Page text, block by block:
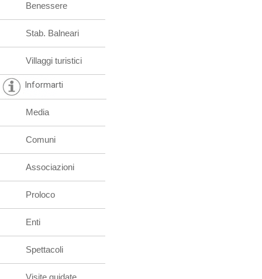
Benessere
Stab. Balneari
Villaggi turistici
Informarti
Media
Comuni
Associazioni
Proloco
Enti
Spettacoli
Visite guidate